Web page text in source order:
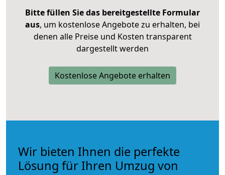
Bitte füllen Sie das bereitgestellte Formular
aus, um kostenlose Angebote zu erhalten, bei
denen alle Preise und Kosten transparent
dargestellt werden
Kostenlose Angebote erhalten
Wir bieten Ihnen die perfekte
Lösung für Ihren Umzug von